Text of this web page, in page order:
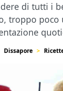
di tutti i
troppo poco
Dissapore